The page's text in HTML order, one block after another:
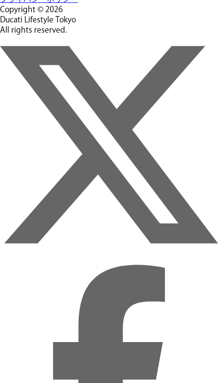
Copyright © 2026
Ducati Lifestyle Tokyo
All rights reserved.